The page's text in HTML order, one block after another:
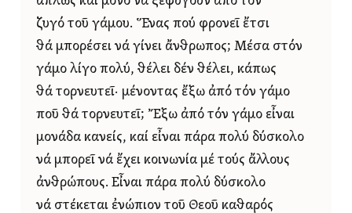
ζυγό τοῦ γάμου. Ἕνας πού φρονεῖ ἔτσι
θά μπορέσει νά γίνει ἄνθρωπος; Μέσα στόν
γάμο λίγο πολύ, θέλει δέν θέλει, κάπως
θά τορνευτεῖ· μένοντας ἔξω ἀπό τόν γάμο
ποῦ θά τορνευτεῖ; Ἔξω ἀπό τόν γάμο εἶναι
μονάδα κανείς, καί εἶναι πάρα πολύ δύσκολο
νά μπορεῖ νά ἔχει κοινωνία μέ τούς ἄλλους
ἀνθρώπους. Εἶναι πάρα πολύ δύσκολο
νά στέκεται ἐνώπιον τοῦ Θεοῦ καθαρός